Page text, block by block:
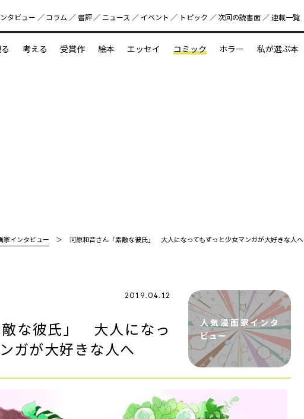
好書好日
タビュー コラム 書評 ニュース イベント トピック 次回の読書⾯ 連載一覧
考える 受賞作 絵本 エッセイ コミック ホラー 私が選ぶ本
家インタビュー 河原和音さん「素敵な彼氏」 大人になってもずっと少女マンガが大好きな人へ
人気漫画家インタ
ビュー
2019.04.12
な彼氏」 大人になっ
ガが大好きな人へ